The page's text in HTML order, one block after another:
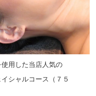
用した当店人気の
シャルコース（７５